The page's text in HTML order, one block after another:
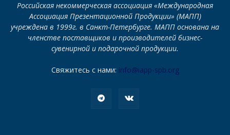
Российская некоммерческая ассоциация «Международная
Ассоциация Презентационной Продукции» (МАПП)
учреждена в 1999г. в Санкт-Петербурге. МАПП основана на
членстве поставщиков и производителей бизнес-
сувенирной и подарочной продукции.
Свяжитесь с нами: info@iapp-spb.org